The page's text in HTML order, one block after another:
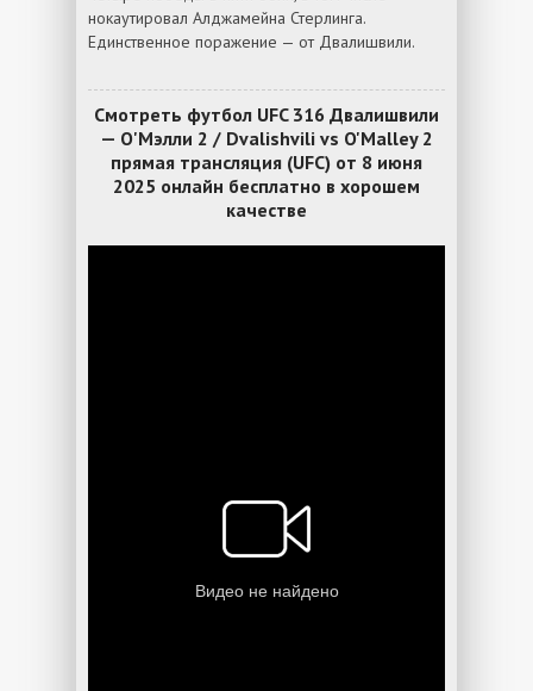
нокаутировал Алджамейна Стерлинга.
Единственное поражение — от Двалишвили.
Смотреть футбол UFC 316 Двалишвили
— О'Мэлли 2 / Dvalishvili vs O'Malley 2
прямая трансляция (UFC) от 8 июня
2025 онлайн бесплатно в хорошем
качестве